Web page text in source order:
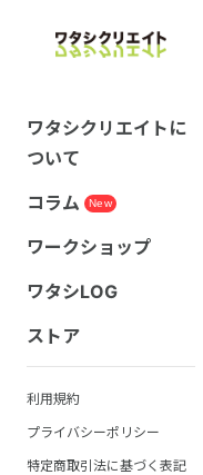
ワタシクリエイトに
ついて
コラム
New
ワークショップ
ワタシLOG
ストア
利用規約
プライバシーポリシー
特定商取引法に基づく表記